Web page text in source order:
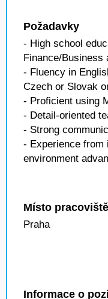
Požadavky
- High school
Finance/Business
- Fluency in
Czech or Slovak
- Proficient using
- Detail-oriented
- Strong
- Experience from
environment
Místo pracoviště
Praha
Informace o